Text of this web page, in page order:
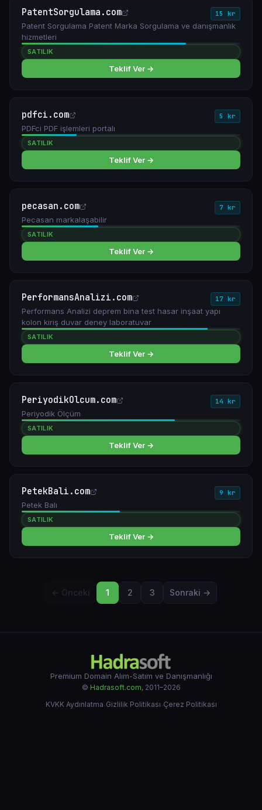
PatentSorgulama.com 15 kr
Patent Sorgulama Patent Marka Sorgulama ve danışmanlık
hizmetleri
SATILIK
Teklif Ver →
pdfci.com 5 kr
PDFci PDF işlemleri portalı
SATILIK
Teklif Ver →
pecasan.com 7 kr
Pecasan markalaşabilir
SATILIK
Teklif Ver →
PerformansAnalizi.com 17 kr
Performans Analizi deprem bina test hasar inşaat yapı
kolon kiriş duvar deney laboratuvar
SATILIK
Teklif Ver →
PeriyodikOlcum.com 14 kr
Periyodik Ölçüm
SATILIK
Teklif Ver →
PetekBali.com 9 kr
Petek Balı
SATILIK
Teklif Ver →
← Önceki 1 2 3 Sonraki →
Premium Domain Alım-Satım ve Danışmanlığı
© Hadrasoft.com, 2011–2026
KVKK Aydınlatma·Gizlilik Politikası·Çerez Politikası